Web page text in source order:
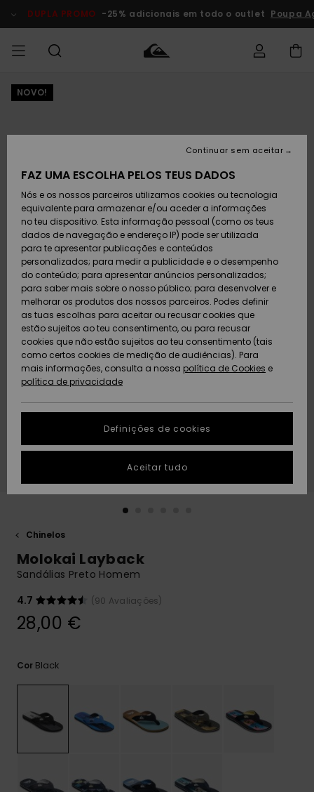
do
DUPLA PROMO -25% adicionais em todo o outlet Poupa
HOMEM
Calçado e
chinelos
Surfe/água
Snow
Artigos
recém-
chegados
Coleções
MENINO
Calçado e
chinelos
Surfe/água
Neve
Artigos
recém-
chegados
Highlights
MULHER
chegados
Highlights
Snow
SURF
Crianças
Highlights
Community
SNOW
Artigos
Criança
Snow Shop
Feminino
Highlights
Community
DUPLA
PROMO
Criança
Outlet
Mulher
AJUDA
Devoluções
Pagamento
Cartão
presente
Quiksilver
Freedom
Protecção de
dados
Guia de
tamanhos
conversa para
obteres a
resposta mais
rápida à tua
conversa
respostas
para as
Consultar
as FAQ
SUSTAINABILITY
PRESENTE
DESEJO
NOVO!
Chinelos
Molokai Layback
Sandálias Preto Homem
4.7
(90 Avaliações)
28,00 €
Cor Black
FAZ UMA ESCOLHA PELOS TEUS DADOS
Nós e os nossos parceiros utilizamos cookies ou tecnologia
equivalente para armazenar e/ou aceder a informações
no teu dispositivo. Esta informação pessoal (como os teus
dados de navegação e endereço IP) pode ser utilizada
para te apresentar publicações e conteúdos
personalizados; para medir a publicidade e o desempenho
do conteúdo; para apresentar anúncios personalizados;
para saber mais sobre o nosso público; para desenvolver e
melhorar os produtos dos nossos parceiros. Podes definir
as tuas escolhas para aceitar ou recusar cookies que
estão sujeitos ao teu consentimento, ou para recusar
cookies que não estão sujeitos ao teu consentimento (tais
como certos cookies de medição de audiências). Para
mais informações, consulta a nossa política de Cookies e
política de privacidade
Definições de cookies
Continuar sem aceitar
Aceitar tudo